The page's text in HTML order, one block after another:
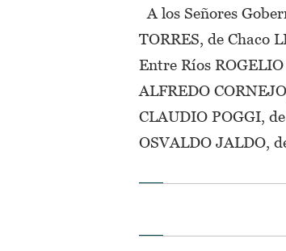
A los Señores
TORRES, de Chaco
Entre Ríos
ALFREDO
CLAUDIO POGGI,
OSVALDO JALDO,